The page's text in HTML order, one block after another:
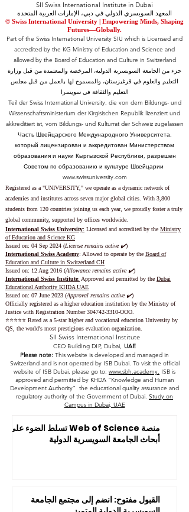
SII Swiss International Institute in Dubai
المعهد السويسري الدولي في دبي، الإمارات العربية المتحدة
© Swiss International University | ​Empowering Minds, Shaping
Futures—Globally.
Part of the Swiss International University SIU which is Licensed and
accredited by the KG Ministry of Education and Science and
allowed by the Board of Education and Culture in Switzerland
جزء من الجامعة السويسرية الدولية، المرخصة والمعتمدة من قبل وزارة
التعليم والعلوم في قرغيزستان، والمسموح لها بالعمل من قبل مجلس
التعليم والثقافة في سويسرا
Teil der Swiss International University, die von dem Bildungs- und
Wissenschaftsministerium der Kirgisischen Republik lizenziert und
akkreditiert ist, vom Bildungs- und Kulturrat der Schweiz zugelassen
Часть Швейцарского Международного Университета,
который лицензирован и аккредитован Министерством
образования и науки Кыргызской Республики, разрешен
Советом по образованию и культуре Швейцарии
www.swissuniversity.com
Registered as a "UNIVERSITY," we operate as a dynamic network of
academies and institutes across seven major global cities. With 3,800
students from 120 countries joining us each year, we proudly foster a truly
global community, supported by offices worldwide.
International Swiss University: Licensed and accredited by the Ministry
of Education and Science KG
Issued on: 04 Sep 2024 (License remains active ✔️)
International Swiss Academy: Allowed to operate by the Board of
Education and Culture in Switzerland CH
Issued on: 12 Aug 2016 (Allowance remains active ✔️)
International Swiss Institute: Approved and permitted by the Dubai
Educational Authority KHDA UAE
Issued on: 07 June 2023 (Approval remains active ✔️)
Officially registered as a higher education institution by the Ministry of
Justice with Registration Number304742-3310-OOO.
⭐️⭐️⭐️⭐️⭐️ Rated as a 5-star higher and vocational education University by
QS, the world's most prestigious evaluation organization.
SII Swiss International Institute
CEO Building DIP, Dubai, UAE
Please note: This website is developed and managed in
Switzerland and is not operated by ISB Dubai. To visit the official
website of ISB Dubai, please go to: www.sbh.academy. ISB is
approved and permitted by KHDA "Knowledge and Human
Development Authority" the educational quality assurance and
regulatory authority of the Government of Dubai. Study on
Campus in Dubai, UAE
منصة Web of Science تسلط الضوء على
أبحاث الجامعة السويسرية الدولية
القبول مفتوح: انضم إلى مجتمع الجامعة